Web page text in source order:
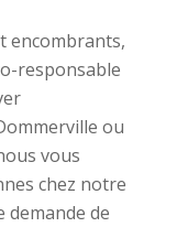
encombrants,
responsable
ou
vous
chez notre
de